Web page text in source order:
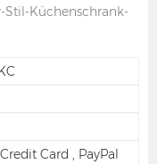
Stil-Küchenschrank-
Card , PayPal